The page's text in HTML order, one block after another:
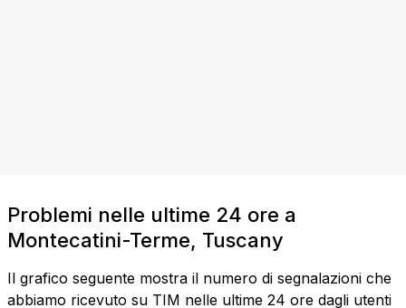
Problemi nelle ultime 24 ore a
Montecatini-Terme, Tuscany
Il grafico seguente mostra il numero di segnalazioni che
abbiamo ricevuto su TIM nelle ultime 24 ore dagli utenti